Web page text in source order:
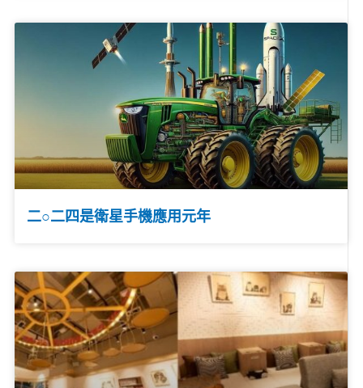
二○二四是衛星手機應用元年